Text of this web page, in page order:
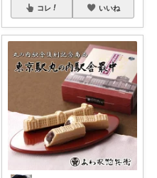
コレ いいね